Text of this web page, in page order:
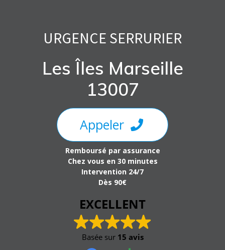
URGENCE SERRURIER
Les Îles Marseille
13007
Appeler
Remboursé par assurance
Chez vous en 30 minutes
Intervention 24/7
Dès 90€
EXCELLENT
Basée sur 15 avis